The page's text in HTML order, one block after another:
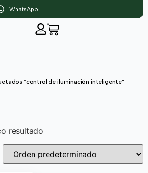
WhatsApp
“control de iluminación inteligente”
resultado